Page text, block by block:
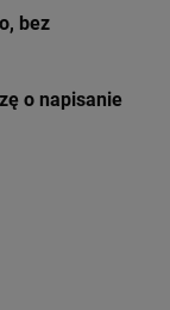
bez
o napisanie